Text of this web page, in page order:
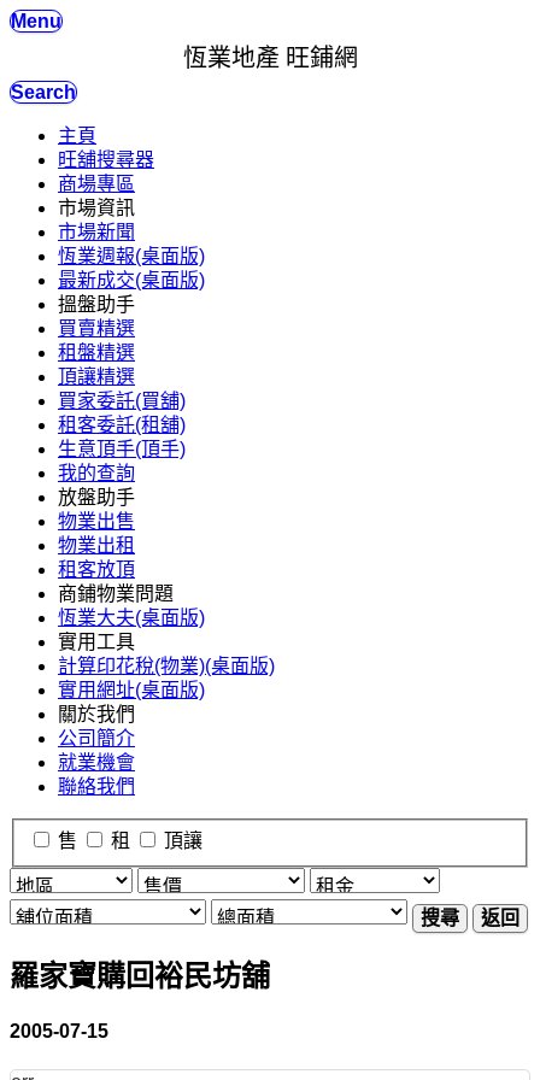
Menu
恆業地產 旺鋪網
Search
主頁
旺舖搜尋器
商場專區
市場資訊
市場新聞
恆業週報(桌面版)
最新成交(桌面版)
搵盤助手
買賣精選
租盤精選
頂讓精選
買家委託(買舖)
租客委託(租舖)
生意頂手(頂手)
我的查詢
放盤助手
物業出售
物業出租
租客放頂
商鋪物業問題
恆業大夫(桌面版)
實用工具
計算印花稅(物業)(桌面版)
實用網址(桌面版)
關於我們
公司簡介
就業機會
聯絡我們
售 租 頂讓
搜尋 返回
羅家寶購回裕民坊舖
2005-07-15